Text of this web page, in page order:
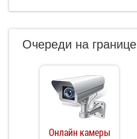
Очереди на границе
Онлайн камеры